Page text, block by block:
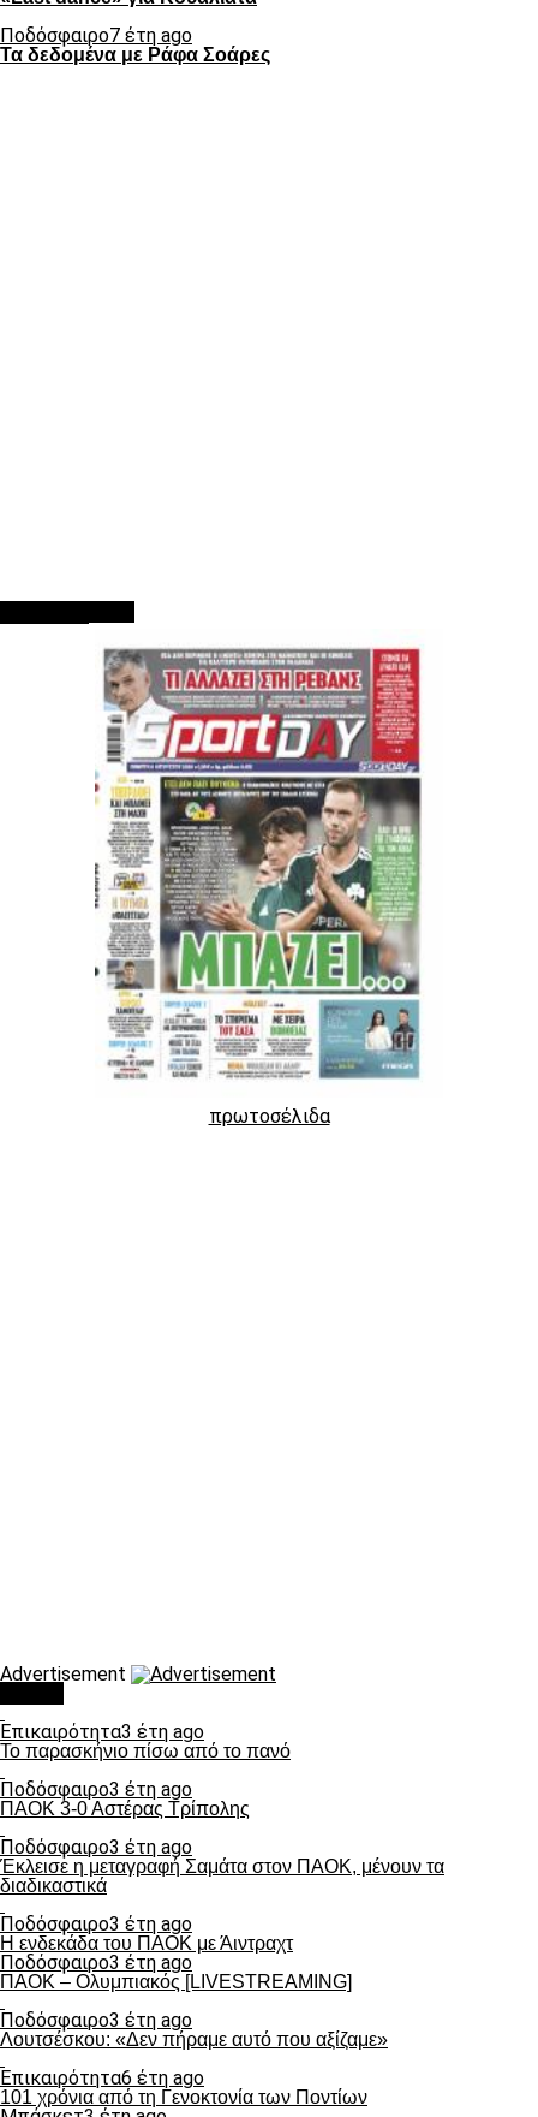
Ποδόσφαιρο7 έτη ago
Τα δεδομένα με Ράφα Σοάρες
πρωτοσέλιδα
Advertisement
Επικαιρότητα3 έτη ago
Το παρασκήνιο πίσω από το πανό
Ποδόσφαιρο3 έτη ago
ΠΑΟΚ 3-0 Αστέρας Τρίπολης
Ποδόσφαιρο3 έτη ago
Έκλεισε η μεταγραφή Σαμάτα στον ΠΑΟΚ, μένουν τα
διαδικαστικά
Ποδόσφαιρο3 έτη ago
Η ενδεκάδα του ΠΑΟΚ με Άιντραχτ
Ποδόσφαιρο3 έτη ago
ΠΑΟΚ – Ολυμπιακός [LIVESTREAMING]
Ποδόσφαιρο3 έτη ago
Λουτσέσκου: «Δεν πήραμε αυτό που αξίζαμε»
Επικαιρότητα6 έτη ago
101 χρόνια από τη Γενοκτονία των Ποντίων